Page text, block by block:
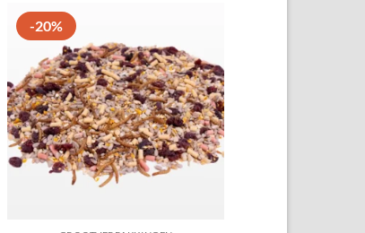
-20%
Toevoegen
aan
favorieten